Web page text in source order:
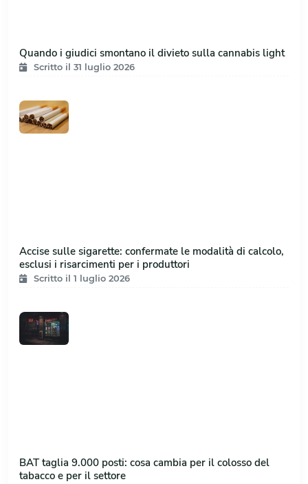
Quando i giudici smontano il divieto sulla cannabis light
Scritto il 31 luglio 2026
Accise sulle sigarette: confermate le modalità di calcolo,
esclusi i risarcimenti per i produttori
Scritto il 1 luglio 2026
BAT taglia 9.000 posti: cosa cambia per il colosso del
tabacco e per il settore